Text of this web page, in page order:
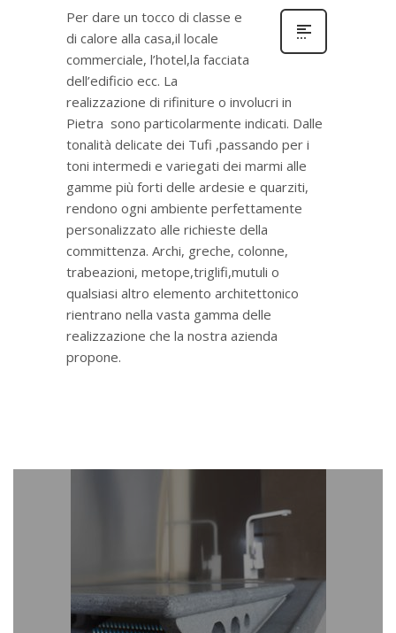
Per dare un tocco di classe e
di calore alla casa,il locale
commerciale, l’hotel,la facciata
dell’edificio ecc. La
realizzazione di rifiniture o involucri in
Pietra sono particolarmente indicati. Dalle
tonalità delicate dei Tufi ,passando per i
toni intermedi e variegati dei marmi alle
gamme più forti delle ardesie e quarziti,
rendono ogni ambiente perfettamente
personalizzato alle richieste della
committenza. Archi, greche, colonne,
trabeazioni, metope,triglifi,mutuli o
qualsiasi altro elemento architettonico
rientrano nella vasta gamma delle
realizzazione che la nostra azienda
propone.